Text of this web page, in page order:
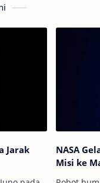
Jarak
NASA
Misi ke